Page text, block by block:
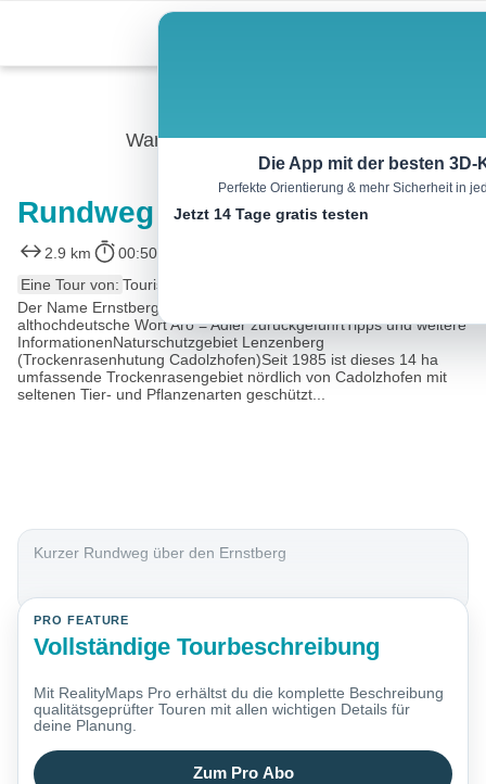
content
Wandern
Rundweg Bergahorn
2.9 km 00:50 h
Eine Tour von: Tourismusverband Romantisches Franken
Der Name Ernstberg, auch Ernsberg, wird auf das
althochdeutsche Wort Aro = Adler zurückgeführtTipps und weitere
InformationenNaturschutzgebiet Lenzenberg
(Trockenrasenhutung Cadolzhofen)Seit 1985 ist dieses 14 ha
umfassende Trockenrasengebiet nördlich von Cadolzhofen mit
seltenen Tier- und Pflanzenarten geschützt...
Kurzer Rundweg über den Ernstberg
PRO FEATURE
Vollständige Tourbeschreibung
Mit RealityMaps Pro erhältst du die komplette Beschreibung
qualitätsgeprüfter Touren mit allen wichtigen Details für
deine Planung.
Zum Pro Abo
Die App mit der besten 3D-
Perfekte Orientierung & mehr Sicherheit in
Jetzt 14 Tage gratis testen